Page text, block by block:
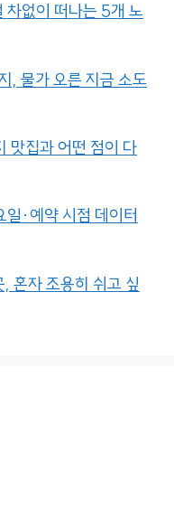
차없이 떠나는 5개 노
, 물가 오른 지금 소도
맛집과 어떤 점이 다
·예약 시점 데이터
혼자 조용히 쉬고 싶